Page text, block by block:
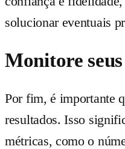
solucionar eventuais
Monitore
Por fim, é importante
resultados. Isso
métricas, como o